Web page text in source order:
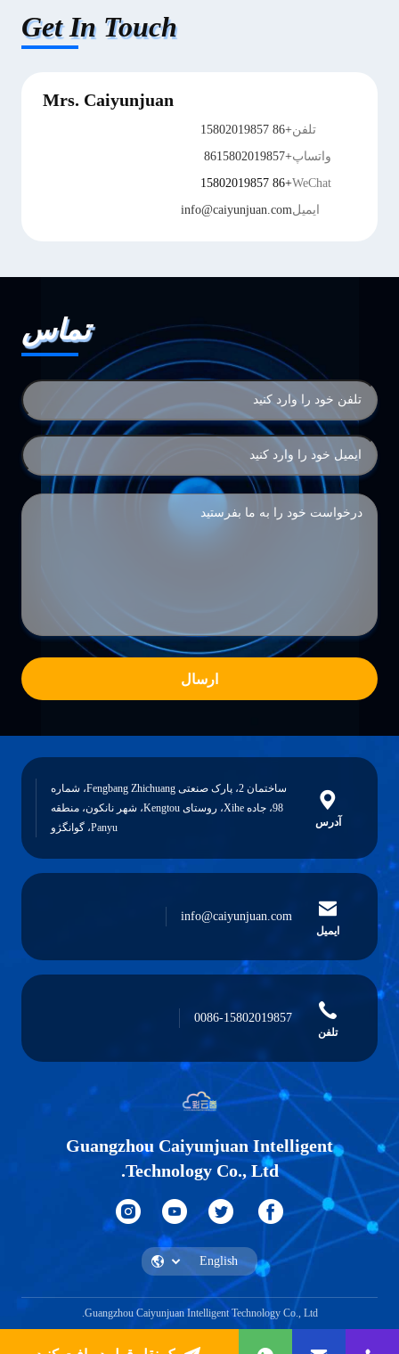
Get In Touch
Mrs. Caiyunjuan
تلفن+86 15802019857
واتساپ+8615802019857
WeChat
+86 15802019857
ایمیلinfo@caiyunjuan.com
تماس
ارسال
آدرس
ساختمان 2، پارک صنعتی Fengbang Zhichuang، شماره
98، جاده Xihe، روستای Kengtou، شهر نانکون، منطقه
Panyu، گوانگژو
ایمیل
info@caiyunjuan.com
تلفن
0086-15802019857
Guangzhou Caiyunjuan Intelligent
Technology Co., Ltd.
Guangzhou Caiyunjuan Intelligent Technology Co., Ltd.